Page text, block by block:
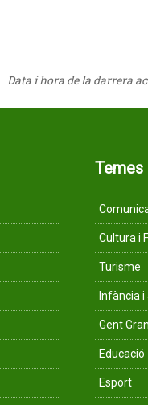
Data i hora de la darrera
Temes
Cultura i
Turisme
Infància
Gent Gran
Educació
Esport